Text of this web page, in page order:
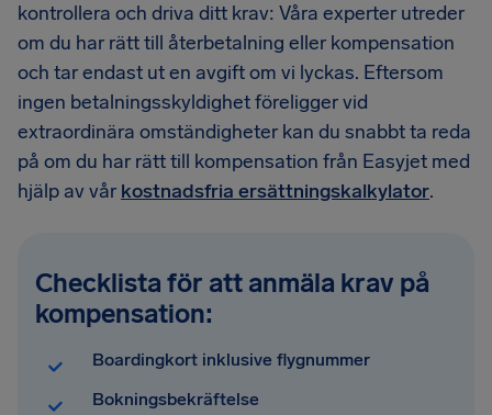
kontrollera och driva ditt krav: Våra experter utreder
om du har rätt till återbetalning eller kompensation
och tar endast ut en avgift om vi lyckas. Eftersom
ingen betalningsskyldighet föreligger vid
extraordinära omständigheter kan du snabbt ta reda
på om du har rätt till kompensation från Easyjet med
hjälp av vår kostnadsfria ersättningskalkylator.
Checklista för att anmäla krav på
kompensation:
Boardingkort inklusive flygnummer
Bokningsbekräftelse